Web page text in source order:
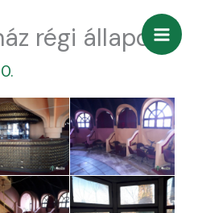
régi állapot